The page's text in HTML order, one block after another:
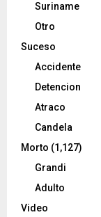
Suriname
Otro
Suceso
Accidente
Detencion
Atraco
Candela
Morto (1,127)
Grandi
Adulto
Video